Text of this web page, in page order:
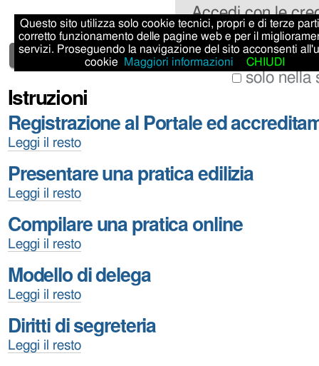
Salta
ai
contenuti.
Salta
alla
navigazione
Strumenti
personali
Accedi con le
Cerca nel sito
solo nella
avanzata…
Sezioni
Home Istruzioni
Istruzioni
Registrazione al Portale ed
Registrazione
al
Portale
ed
accreditamento
Leggi il resto
Presentare una pratica edilizia
Presentare
una
pratica
edilizia
Leggi il resto
Compilare una pratica online
Compilare
una
pratica
online
Leggi il resto
Modello di delega
Modello
di
delega
-
Leggi il resto
Diritti di segreteria
Diritti
di
Leggi il resto
Questo sito utilizza solo cookie tecnici, propri e di terze
corretto funzionamento delle pagine web e per il
servizi. Proseguendo la navigazione del sito acconsenti
cookie
Maggiori informazioni CHIUDI